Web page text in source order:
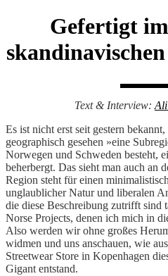
Gefertigt
Text & Interview:
Es ist nicht erst seit gestern
geographisch gesehen »eine
Norwegen und Schweden besteht,
beherbergt. Das sieht man auch an
Region steht für einen
unglaublicher Natur und liberalen
die diese Beschreibung zutrifft sind
Norse Projects, denen ich mich in
Also werden wir ohne großes
widmen und uns anschauen, wie
Streetwear Store in Kopenhagen
Gigant entstand.